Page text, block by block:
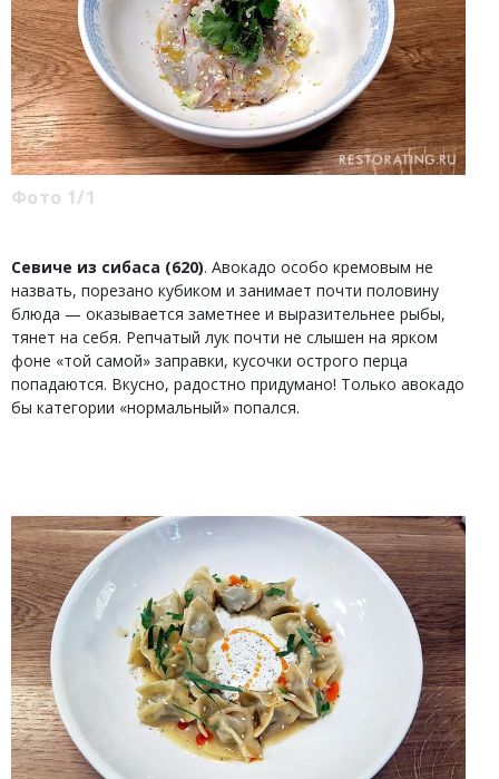
Фото 1/1
Севиче из сибаса (620). Авокадо особо кремовым не
назвать, порезано кубиком и занимает почти половину
блюда — оказывается заметнее и выразительнее рыбы,
тянет на себя. Репчатый лук почти не слышен на ярком
фоне «той самой» заправки, кусочки острого перца
попадаются. Вкусно, радостно придумано! Только авокадо
бы категории «нормальный» попался.